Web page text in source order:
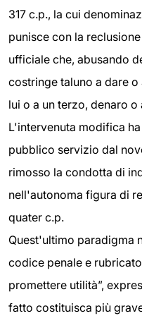
317 c.p., la cui
punisce con la
ufficiale che, abusando
costringe taluno a dare
lui o a un terzo, denaro o
L'intervenuta modifica
pubblico servizio dal
rimosso la condotta di
nell'autonoma figura di
quater c.p.
Quest'ultimo paradigma
codice penale e
promettere utilità”,
fatto costituisca più